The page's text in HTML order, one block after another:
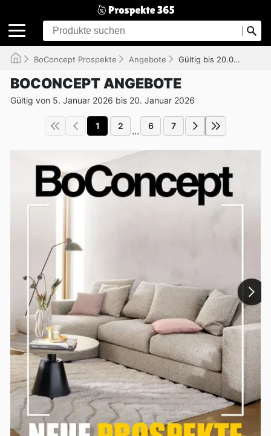
BoConcept Prospekte Angebote Gültig bis 20.01.2026
BOCONCEPT ANGEBOTE
Gültig von 5. Januar 2026 bis 20. Januar 2026
1 2 ... 6 7